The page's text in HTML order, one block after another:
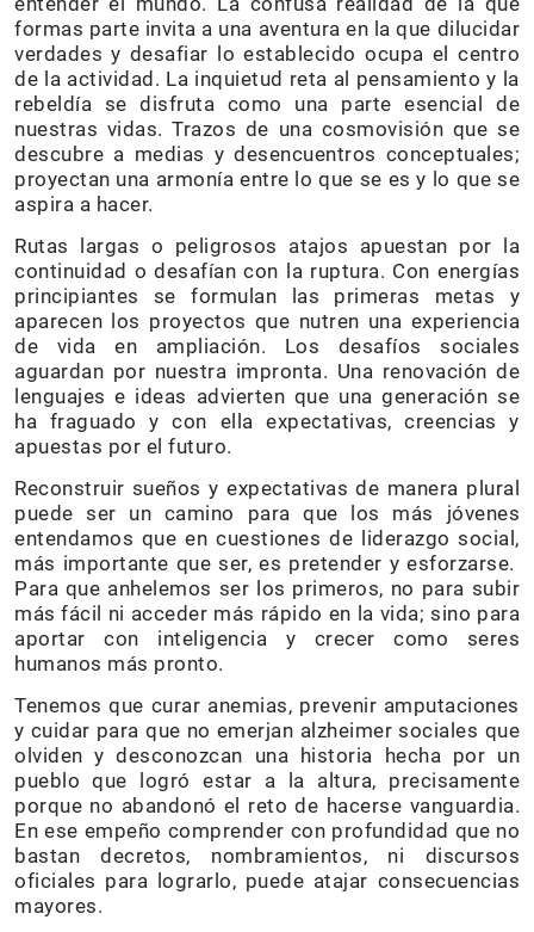
formas parte invita a una aventura en la que dilucidar
verdades y desafiar lo establecido ocupa el centro
de la actividad. La inquietud reta al pensamiento y la
rebeldía se disfruta como una parte esencial de
nuestras vidas. Trazos de una cosmovisión que se
descubre a medias y desencuentros conceptuales;
proyectan una armonía entre lo que se es y lo que se
aspira a hacer.
Rutas largas o peligrosos atajos apuestan por la
continuidad o desafían con la ruptura. Con energías
principiantes se formulan las primeras metas y
aparecen los proyectos que nutren una experiencia
de vida en ampliación. Los desafíos sociales
aguardan por nuestra impronta. Una renovación de
lenguajes e ideas advierten que una generación se
ha fraguado y con ella expectativas, creencias y
apuestas por el futuro.
Reconstruir sueños y expectativas de manera plural
puede ser un camino para que los más jóvenes
entendamos que en cuestiones de liderazgo social,
más importante que ser, es pretender y esforzarse.
Para que anhelemos ser los primeros, no para subir
más fácil ni acceder más rápido en la vida; sino para
aportar con inteligencia y crecer como seres
humanos más pronto.
Tenemos que curar anemias, prevenir amputaciones
y cuidar para que no emerjan alzheimer sociales que
olviden y desconozcan una historia hecha por un
pueblo que logró estar a la altura, precisamente
porque no abandonó el reto de hacerse vanguardia.
En ese empeño comprender con profundidad que no
bastan decretos, nombramientos, ni discursos
oficiales para lograrlo, puede atajar consecuencias
mayores.